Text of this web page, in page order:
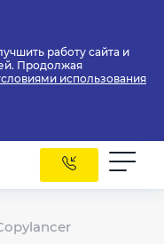
работу сайта и
Продолжая
использования